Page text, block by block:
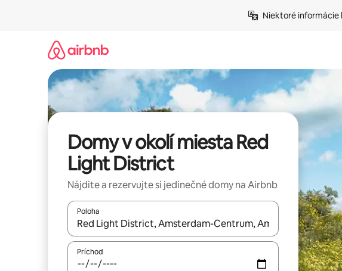
Niektoré
Domy v okolí miesta Red
Light District
Nájdite a rezervujte si jedinečné domy na Airbnb
Poloha
Keď budú výsledky k dispozícii, môžete si ich prechádzať pomocou
Príchod